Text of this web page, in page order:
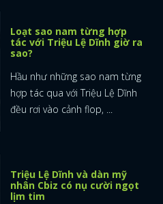
Loạt sao nam từng hợp
tác với Triệu Lệ Dĩnh giờ ra
sao?
Hầu như những sao nam từng
hợp tác qua với Triệu Lệ Dĩnh
đều rơi vào cảnh flop, ...
Triệu Lệ Dĩnh và dàn mỹ
nhân Cbiz có nụ cười ngọt
lịm tim